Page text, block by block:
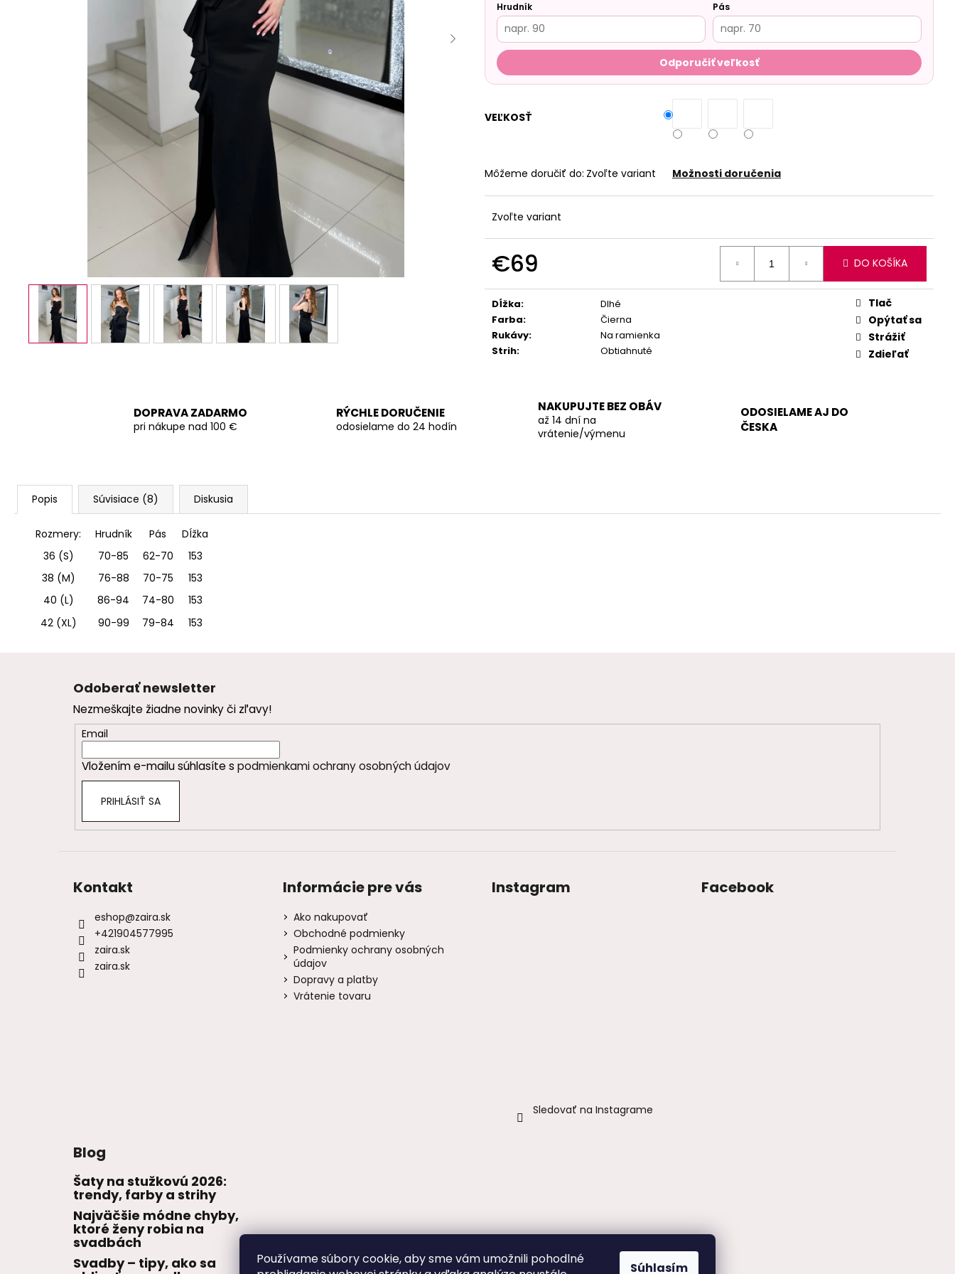
Používame súbory cookie, aby sme vám umožnili pohodlné
Súhlasím
Hrudník Pás
Odporučiť veľkosť
VEĽKOSŤ
Môžeme doručiť do: Zvoľte variant Možnosti doručenia
Zvoľte variant
€69
cena:
DO KOŠÍKA
Dĺžka:
Dlhé
Farba:
Čierna
Rukávy:
Na ramienka
Strih: Obtiahnuté
Tlač
Opýtať sa
Strážiť
Zdieľať
DOPRAVA ZADARMO
pri nákupe nad 100 €
RÝCHLE DORUČENIE
odosielame do 24 hodín
NAKUPUJTE BEZ OBÁV
až 14 dní na
vrátenie/výmenu
ODOSIELAME AJ DO
ČESKA
Popis Súvisiace (8) Diskusia
Rozmery: Hrudník Pás
DÍžka
36 (S)
70-85 62-70
153
38 (M)
76-88 70-75
153
40 (L)
86-94 74-80
153
42 (XL)
90-99 79-84 153
Odoberať newsletter
Nezmeškajte žiadne novinky či zľavy!
Email
Vložením e-mailu súhlasíte s podmienkami ochrany osobných údajov
PRIHLÁSIŤ SA
Kontakt
eshop@zaira.sk
+421904577995
zaira.sk
zaira.sk
Informácie pre vás
Ako nakupovať
Obchodné podmienky
Podmienky ochrany osobných
údajov
Dopravy a platby
Vrátenie tovaru
Instagram
Sledovať na Instagrame
Facebook
Blog
Šaty na stužkovú 2026:
trendy, farby a strihy
Najväčšie módne chyby,
ktoré ženy robia na
svadbách
Svadby – tipy, ako sa